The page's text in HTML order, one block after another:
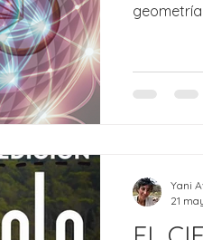
geometría
Yani
21